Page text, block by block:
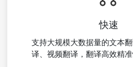
快速
支持大规模大数据量的文本
译、视频翻译，翻译高效精